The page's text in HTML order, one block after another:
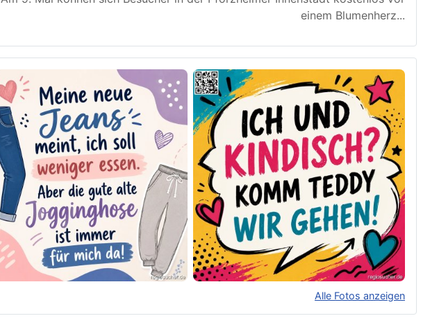
einem Blumenherz...
Alle Fotos anzeigen